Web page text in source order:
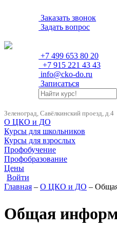
Заказать звонок
Задать вопрос
+7 499 653 80 20
+7 915 221 43 43
info@cko-do.ru
Записаться
Зеленоград, Савёлкинский проезд, д.4
О ЦКО и ДО
Курсы для школьников
Курсы для взрослых
Профобучение
Профобразование
Цены
Войти
Главная – О ЦКО и ДО –
Общая